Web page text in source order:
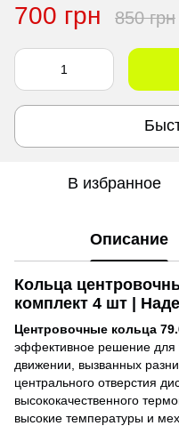
700 грн 850 грн
В избранное
Описание
Кольца
комплект 4 шт |
Центровочные кольца
эффективное решение для
движении, вызванных
центрального отверстия
высококачественного
высокие температуры и